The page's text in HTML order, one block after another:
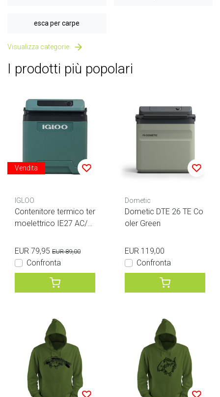
esca per carpe
Visualizza categorie
I prodotti più popolari
Vendita
IGLOO
Contenitore termico ter
moelettrico IE27 AC/D
EUR 79,95 EUR 89,00
Confronta
Dometic
Dometic DTE 26 TE Co
oler Green
EUR 119,00
Confronta